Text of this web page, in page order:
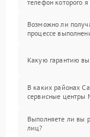
телефон которого
Возможно ли
процессе
Какую гарантию вы
В каких районах
сервисные центры
Выполняете ли вы
лиц?